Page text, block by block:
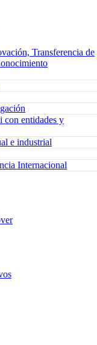
Transferencia de
con entidades y
e industrial
Internacional